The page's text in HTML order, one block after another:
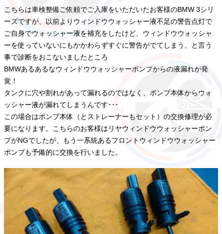
こちらは車検整備ご依頼でご入庫をいただいたお客様のBMW 3シリ
ーズですが、以前よりウィンドウウォッシャー液不足の警告点灯で
ご自身でウォッシャー液を補充をしたけど、ウィンドウウォッシャ
ーを使っていないにもかかわらずすぐに警告がでてしまう、と言う
事で診断をおこないましたところ
BMWあるあるなウィンドウウォッシャーポンプからの液漏れが発
覚！
タンクに穴や割れがあって漏れるのではなく、ポンプ本体からウォ
ッシャー液が漏れてしまうんです･･･
この場合はポンプ本体（とストレーナーもセット）の交換修理が必
要になります。こちらのお客様はリヤウィンドウウォッシャーポン
プがNGでしたが、もう一系統あるフロントウィンドウウォッシャー
ポンプも予備的に交換を行いました。